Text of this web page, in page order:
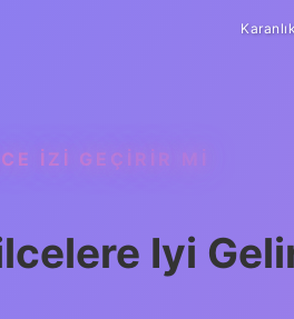
IZI GEÇIRIR MI
Iyi